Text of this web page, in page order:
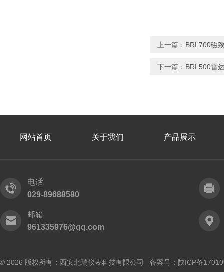
上一篇： BRL700磁
下一篇： BRL500雷
网站首页 关于我们 产品展示
电话
029-89688580
邮箱
961335976@qq.com
© 2026 版权所有：西安北瑞仪表科技有限公司 备案号： 陕ICP备